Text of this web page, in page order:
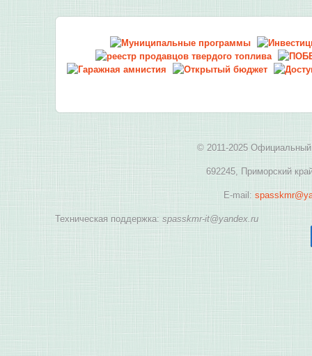
© 2011-2025 Официальный
692245, Приморский
E-mail:
Техническая поддержка: spasskmr-it@yandex.ru